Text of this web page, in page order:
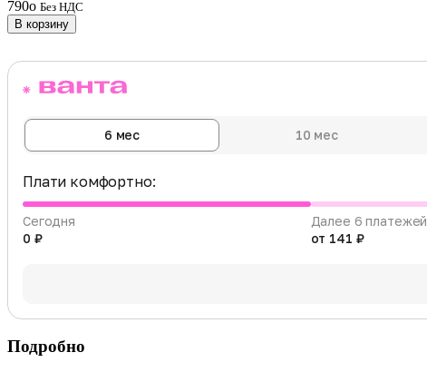
790o Без НДС
В корзину
6 мес 10 мес
Плати комфортно:
Сегодня
0 ₽
Далее 6 платежей
от 141 ₽
Подробно